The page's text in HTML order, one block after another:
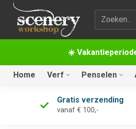
☀️
Zoekterm
Home Verf Penselen
Gratis verzending
vanaf € 100,-